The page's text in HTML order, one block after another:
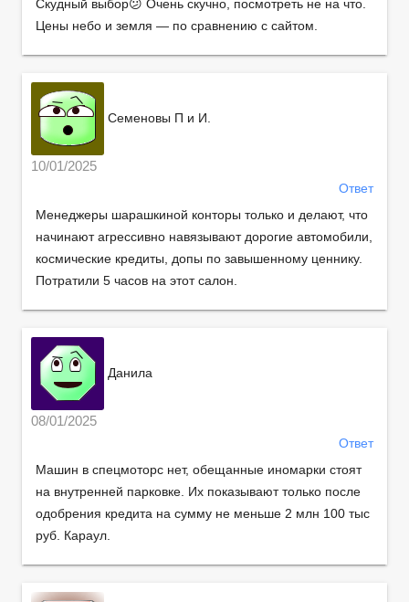
Скудный выбор😕 Очень скучно, посмотреть не на что.
Цены небо и земля — по сравнению с сайтом.
Семеновы П и И.
10/01/2025
Ответ
Менеджеры шарашкиной конторы только и делают, что
начинают агрессивно навязывают дорогие автомобили,
космические кредиты, допы по завышенному ценнику.
Потратили 5 часов на этот салон.
Данила
08/01/2025
Ответ
Машин в спецмоторс нет, обещанные иномарки стоят
на внутренней парковке. Их показывают только после
одобрения кредита на сумму не меньше 2 млн 100 тыс
руб. Караул.